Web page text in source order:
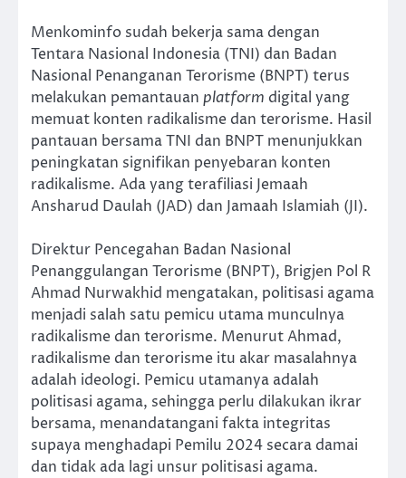
Menkominfo sudah bekerja sama dengan
Tentara Nasional Indonesia (TNI) dan Badan
Nasional Penanganan Terorisme (BNPT) terus
melakukan pemantauan platform digital yang
memuat konten radikalisme dan terorisme. Hasil
pantauan bersama TNI dan BNPT menunjukkan
peningkatan signifikan penyebaran konten
radikalisme. Ada yang terafiliasi Jemaah
Ansharud Daulah (JAD) dan Jamaah Islamiah (JI).
Direktur Pencegahan Badan Nasional
Penanggulangan Terorisme (BNPT), Brigjen Pol R
Ahmad Nurwakhid mengatakan, politisasi agama
menjadi salah satu pemicu utama munculnya
radikalisme dan terorisme. Menurut Ahmad,
radikalisme dan terorisme itu akar masalahnya
adalah ideologi. Pemicu utamanya adalah
politisasi agama, sehingga perlu dilakukan ikrar
bersama, menandatangani fakta integritas
supaya menghadapi Pemilu 2024 secara damai
dan tidak ada lagi unsur politisasi agama.